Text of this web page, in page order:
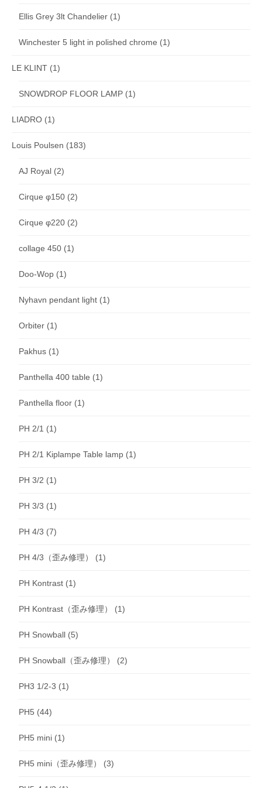
Ellis Grey 3lt Chandelier (1)
Winchester 5 light in polished chrome (1)
LE KLINT (1)
SNOWDROP FLOOR LAMP (1)
LIADRO (1)
Louis Poulsen (183)
AJ Royal (2)
Cirque φ150 (2)
Cirque φ220 (2)
collage 450 (1)
Doo-Wop (1)
Nyhavn pendant light (1)
Orbiter (1)
Pakhus (1)
Panthella 400 table (1)
Panthella floor (1)
PH 2/1 (1)
PH 2/1 Kiplampe Table lamp (1)
PH 3/2 (1)
PH 3/3 (1)
PH 4/3 (7)
PH 4/3（歪み修理） (1)
PH Kontrast (1)
PH Kontrast（歪み修理） (1)
PH Snowball (5)
PH Snowball（歪み修理） (2)
PH3 1/2-3 (1)
PH5 (44)
PH5 mini (1)
PH5 mini（歪み修理） (3)